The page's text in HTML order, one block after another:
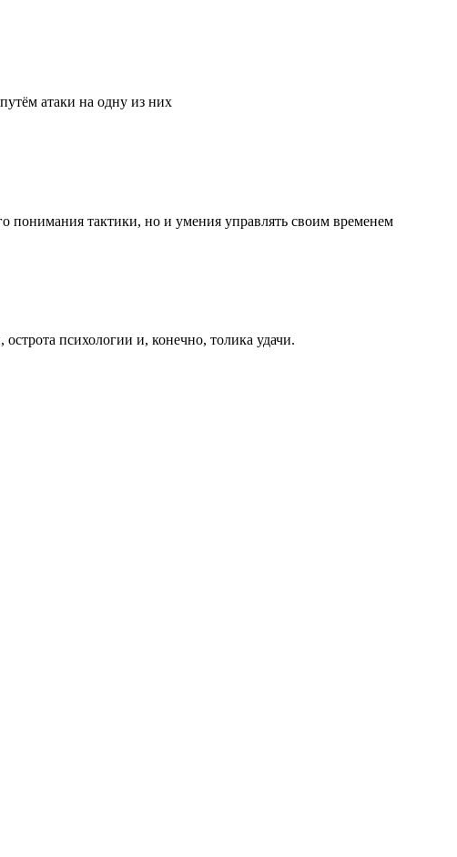
атаки на одну из них
понимания тактики, но и умения управлять своим временем
психологии и, конечно, толика удачи.